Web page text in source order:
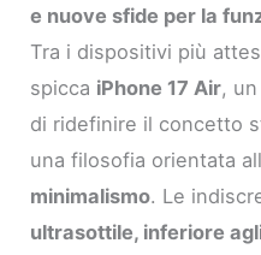
e nuove sfide per la
Tra i dispositivi più
spicca iPhone 17 Air,
di ridefinire il concetto
una filosofia orientata
minimalismo. Le
ultrasottile, inferiore